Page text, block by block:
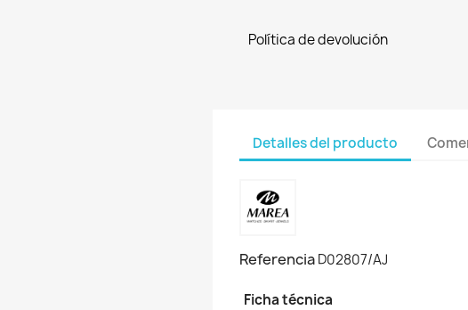
Política de devolución
Detalles del producto
ReferenciaD02807/AJ
Ficha técnica